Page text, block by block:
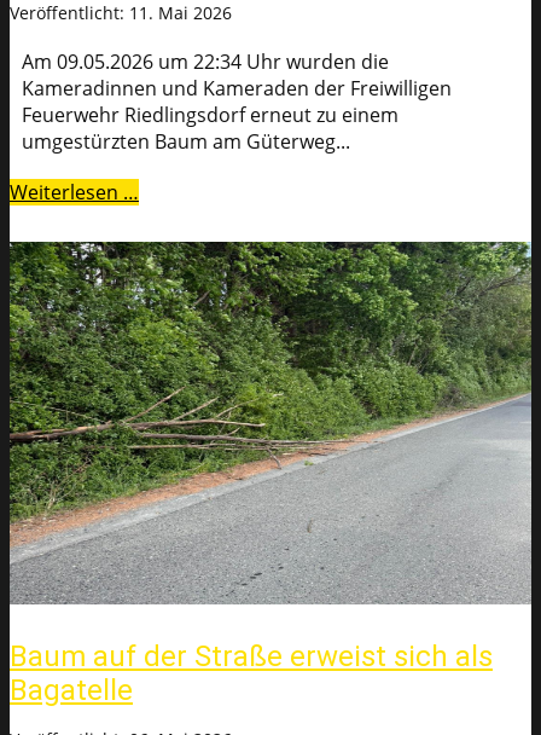
Veröffentlicht: 11. Mai 2026
Am 09.05.2026 um 22:34 Uhr wurden die
Kameradinnen und Kameraden der Freiwilligen
Feuerwehr Riedlingsdorf erneut zu einem
umgestürzten Baum am Güterweg...
Weiterlesen …
Baum auf der Straße erweist sich als
Bagatelle